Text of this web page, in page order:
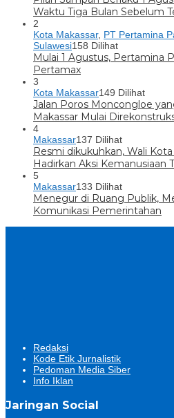
Waktu Tiga Bulan Sebelum
2
Kota Makassar, PT Pertamina
Sulawesi158 Dilihat
Mulai 1 Agustus, Pertamina
Pertamax
3
Kota Makassar149 Dilihat
Jalan Poros Moncongloe
Makassar Mulai
4
Makassar137 Dilihat
Resmi dikukuhkan, Wali
Hadirkan Aksi Kemanusiaan
5
Makassar133 Dilihat
Menegur di Ruang Publik,
Komunikasi Pemerintahan
Redaksi
Kode Etik Jurnalistik
Pedoman Media Siber
Info Iklan
Jaringan Social